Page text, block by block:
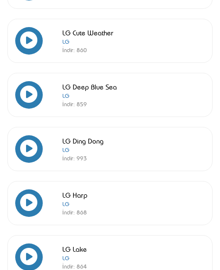
LG Cute Weather
LG
İndir: 860
LG Deep Blue Sea
LG
İndir: 859
LG Ding Dong
LG
İndir: 993
LG Harp
LG
İndir: 868
LG Lake
LG
İndir: 864